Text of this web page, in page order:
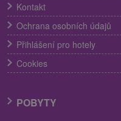
Kontakt
Ochrana osobních údajů
Přihlášení pro hotely
Cookies
POBYTY